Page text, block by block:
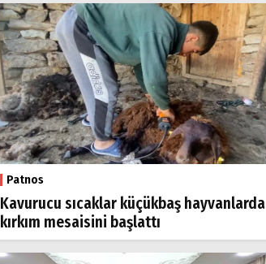
Patnos
Kavurucu sıcaklar küçükbaş hayvanlarda
kırkım mesaisini başlattı